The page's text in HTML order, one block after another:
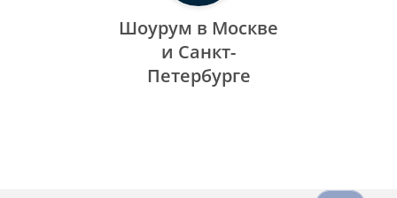
Шоурум в Москве
и Санкт-
Петербурге